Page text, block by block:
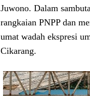
Juwono. Dalam
rangkaian PNPP dan
umat wadah ekspresi
Cikarang.